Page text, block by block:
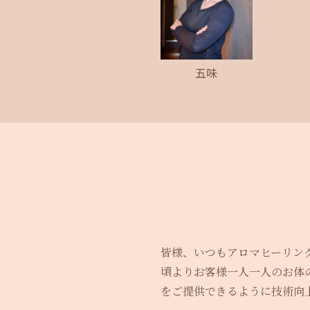
五味
皆様、いつもアロマヒーリ
頃よりお客様一人一人のお
をご提供できるように技術向